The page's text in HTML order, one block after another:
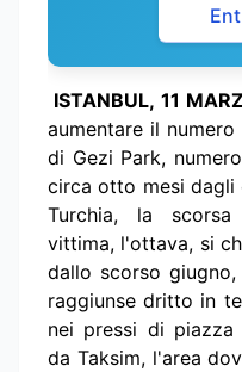
ISTANBUL, 11
aumentare il
di Gezi Park,
circa otto mesi dagli
Turchia, la scorsa
vittima, l'ottava, si
dallo scorso
raggiunse dritto in
nei pressi di piazza
da Taksim, l'area